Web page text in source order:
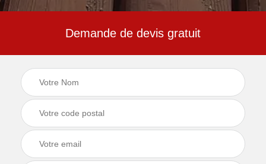
Demande de devis gratuit